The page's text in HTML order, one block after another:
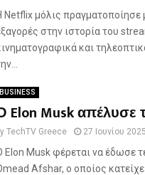
Netflix μόλις πραγματοποίησε
στην ιστορία του
και
BUSINESS
Elon Musk απέλυσε
TechTV Greece 27 Ιουνίου 2025
Elon Musk φέρεται να έδωσε
Afshar, ο οποίος